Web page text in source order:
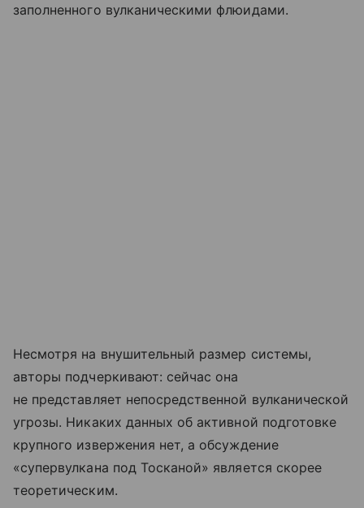
заполненного вулканическими флюидами.
Несмотря на внушительный размер системы,
авторы подчеркивают: сейчас она
не представляет непосредственной вулканической
угрозы. Никаких данных об активной подготовке
крупного извержения нет, а обсуждение
«супервулкана под Тосканой» является скорее
теоретическим.